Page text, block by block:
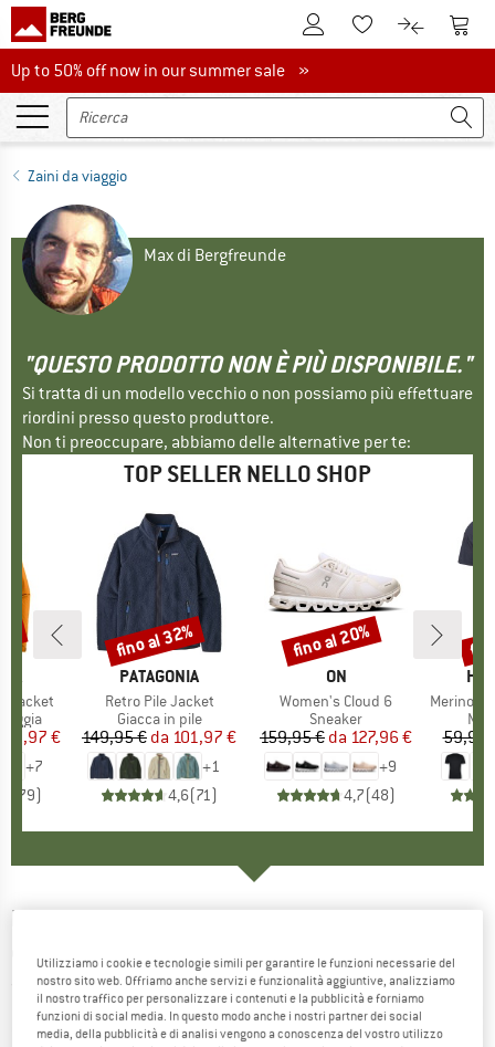
Al conto clienteAlla lista
Al Al
Up to 50% off now in our summer sale
Up to 50% off now in our summer sale »
Zaini da viaggio
Max di Bergfreunde
"QUESTO PRODOTTO NON È PIÙ DISPONIBILE."
Si tratta di un modello vecchio o non possiamo più effettuare
riordini presso questo produttore.
Non ti preoccupare, abbiamo delle alternative per te:
TOP SELLER NELLO SHOP
Jacket
ridotto
€
+7
79)
MARCHIO
PATAGONIA
Articolo
Retro Pile Jacket
Gruppo di prodotti
Giacca in pile
Prezzo
149,95 € Prezzo ridotto
da 101,97 €
+1
4,6(71)
Sconto
fino al 32%
MARCHIO
ON
Articolo
Women's Cloud 6
Gruppo di prodotti
Sneaker
Prezzo
159,95 € Prezzo ridotto
da 127,96 €
+9
4,7(48)
Sconto
fino al 20%
Articolo
MerinoMix150
59,95
MYSTERY RANCH
da viaggio
(0)
Utilizziamo i cookie e tecnologie simili per garantire le funzioni necessarie del
nostro sito web. Offriamo anche servizi e funzionalità aggiuntive, analizziamo
il nostro traffico per personalizzare i contenuti e la pubblicità e forniamo
funzioni di social media. In questo modo anche i nostri partner dei social
media, della pubblicità e di analisi vengono a conoscenza del vostro utilizzo